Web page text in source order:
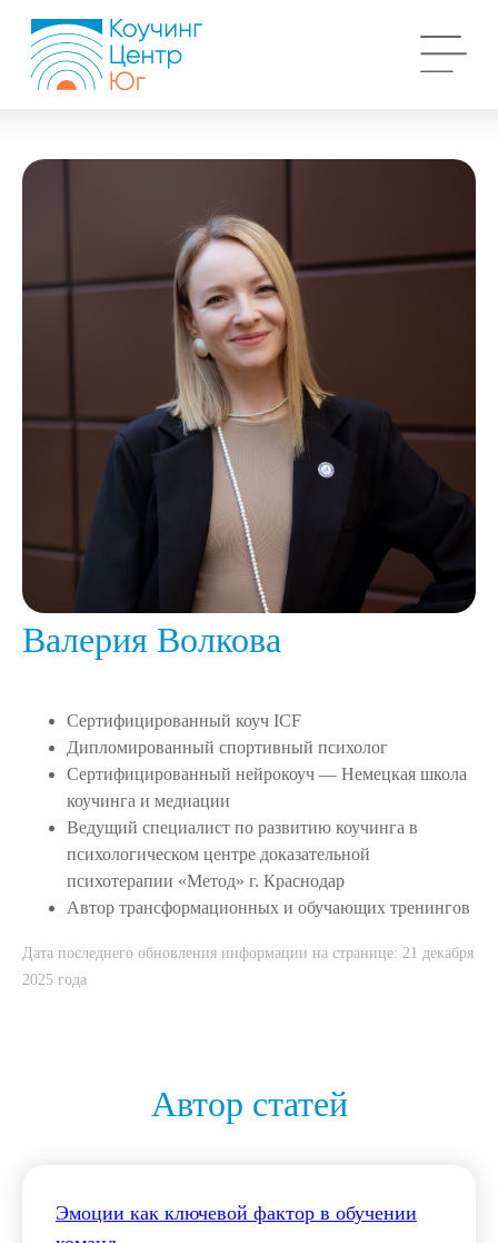
Валерия Волкова
Сертифицированный коуч ICF
Дипломированный спортивный психолог
Сертифицированный нейрокоуч — Немецкая школа
коучинга и медиации
Ведущий специалист по развитию коучинга в
психологическом центре доказательной
психотерапии «Метод» г. Краснодар
Автор трансформационных и обучающих тренингов
Дата последнего обновления информации на странице: 21 декабря
2025 года
Автор статей
Эмоции как ключевой фактор в обучении